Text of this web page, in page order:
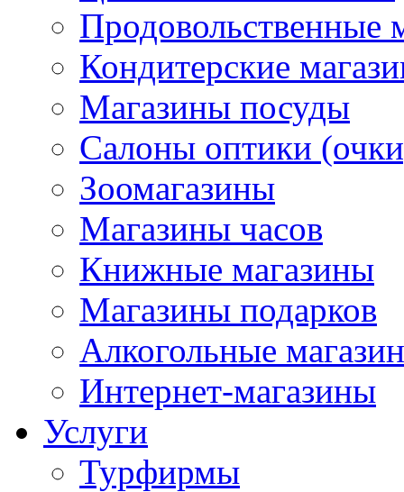
Продовольственные
Кондитерские
Магазины посуды
Салоны оптики
Зоомагазины
Магазины часов
Книжные магазины
Магазины подарков
Алкогольные
Интернет-магазины
Услуги
Турфирмы